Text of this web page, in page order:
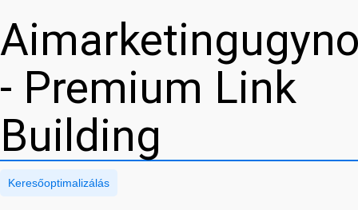
- Premium Link
Building
Keresőoptimalizálás